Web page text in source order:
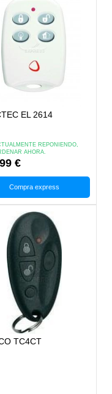
EL 2614
REPONIENDO,
AHORA.
€
Compra express
TC4CT